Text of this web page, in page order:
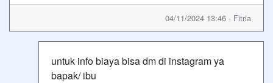
04/11/2024 13:46 - Fitria
untuk info biaya bisa dm di instagram ya
bapak/ ibu